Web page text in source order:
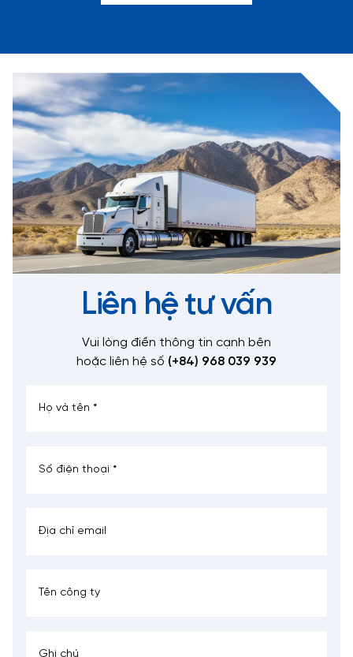
Liên hệ tư vấn
Vui lòng điền thông tin cạnh bên
hoặc liên hệ số (+84) 968 039 939